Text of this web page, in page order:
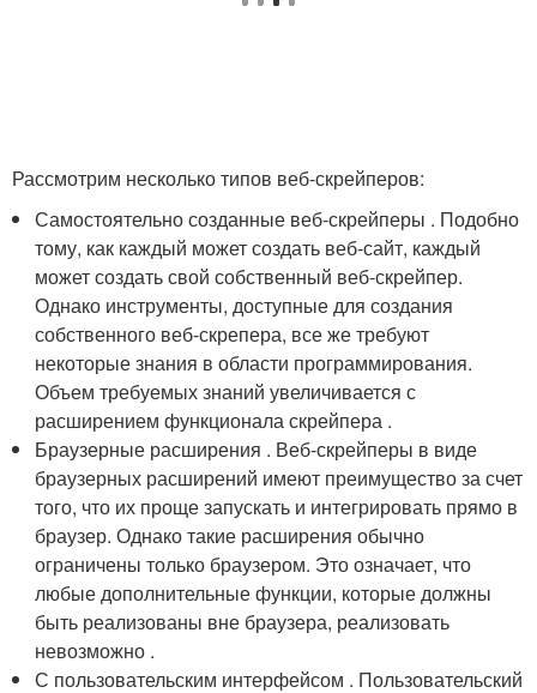
Рассмотрим несколько типов веб-скрейперов:
Самостоятельно созданные веб-скрейперы . Подобно
тому, как каждый может создать веб-сайт, каждый
может создать свой собственный веб-скрейпер.
Однако инструменты, доступные для создания
собственного веб-скрепера, все же требуют
некоторые знания в области программирования.
Объем требуемых знаний увеличивается с
расширением функционала скрейпера .
Браузерные расширения . Веб-скрейперы в виде
браузерных расширений имеют преимущество за счет
того, что их проще запускать и интегрировать прямо в
браузер. Однако такие расширения обычно
ограничены только браузером. Это означает, что
любые дополнительные функции, которые должны
быть реализованы вне браузера, реализовать
невозможно .
С пользовательским интерфейсом . Пользовательский